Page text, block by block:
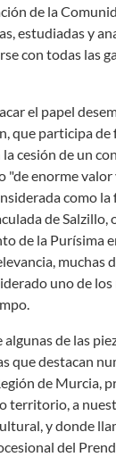
de la
estudiadas y
con todas las
el papel
que participa de
cesión de un
enorme valor
como
de Salzillo,
de la Purísima
muchas
uno de
de las
que destacan
de Murcia,
territorio, a
y donde
del